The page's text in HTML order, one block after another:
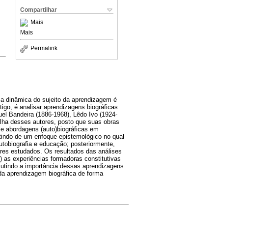
Compartilhar
Mais
Mais
Permalink
dinâmica do sujeito da aprendizagem é
é analisar aprendizagens biográficas
Bandeira (1886-1968), Lêdo Ivo (1924-
desses autores, posto que suas obras
abordagens (auto)biográficas em
de um enfoque epistemológico no qual
e educação; posteriormente,
estudados. Os resultados das análises
as experiências formadoras constitutivas
a importância dessas aprendizagens
aprendizagem biográfica de forma